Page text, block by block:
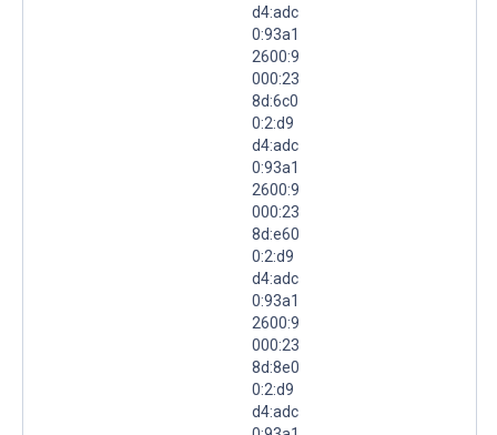
d4:adc
0:93a1
2600:9
000:23
8d:6c0
0:2:d9
d4:adc
0:93a1
2600:9
000:23
8d:e60
0:2:d9
d4:adc
0:93a1
2600:9
000:23
8d:8e0
0:2:d9
d4:adc